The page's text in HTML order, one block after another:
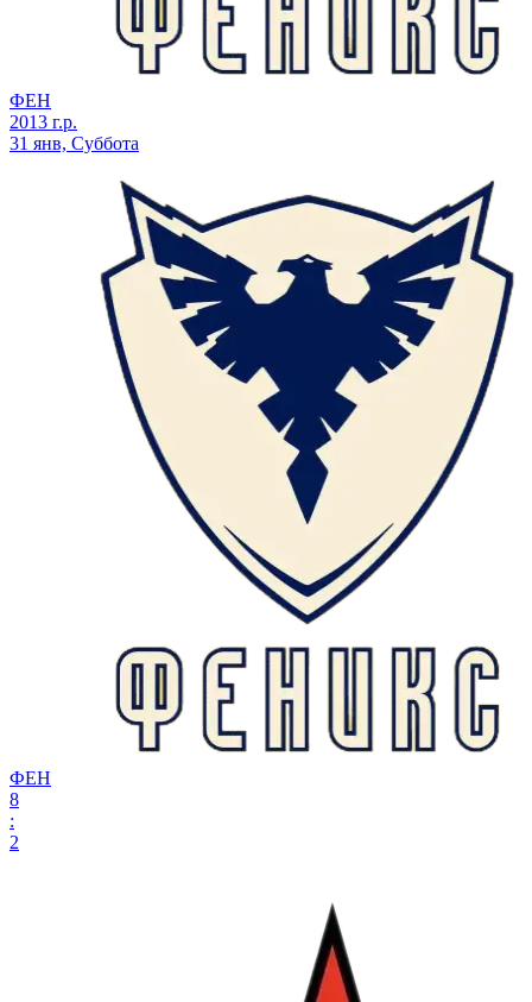
ФЕН
2013 г.р.
31 янв, Суббота
ФЕН
8
:
2